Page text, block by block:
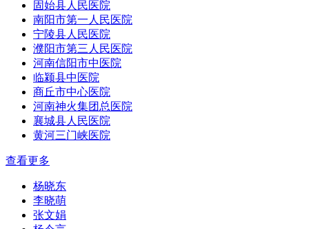
固始县人民医院
南阳市第一人民医院
宁陵县人民医院
濮阳市第三人民医院
河南信阳市中医院
临颍县中医院
商丘市中心医院
河南神火集团总医院
襄城县人民医院
黄河三门峡医院
查看更多
杨晓东
李晓萌
张文娟